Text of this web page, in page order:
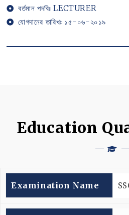
বর্তমান পদবিঃ LECTURER
যোগদানের তারিখঃ ১৫-০৬-২০১৯
Education
Examination Name